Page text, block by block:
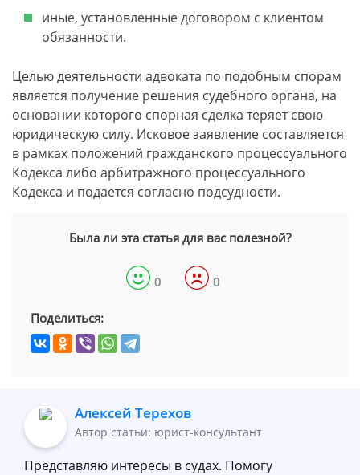
иные, установленные договором с клиентом
обязанности.
Целью деятельности адвоката по подобным спорам
является получение решения судебного органа, на
основании которого спорная сделка теряет свою
юридическую силу. Исковое заявление составляется
в рамках положений гражданского процессуального
Кодекса либо арбитражного процессуального
Кодекса и подается согласно подсудности.
Была ли эта статья для вас полезной?
0 0
Поделиться:
Алексей Терехов
Автор статьи: юрист-консультант
Представляю интересы в судах. Помогу